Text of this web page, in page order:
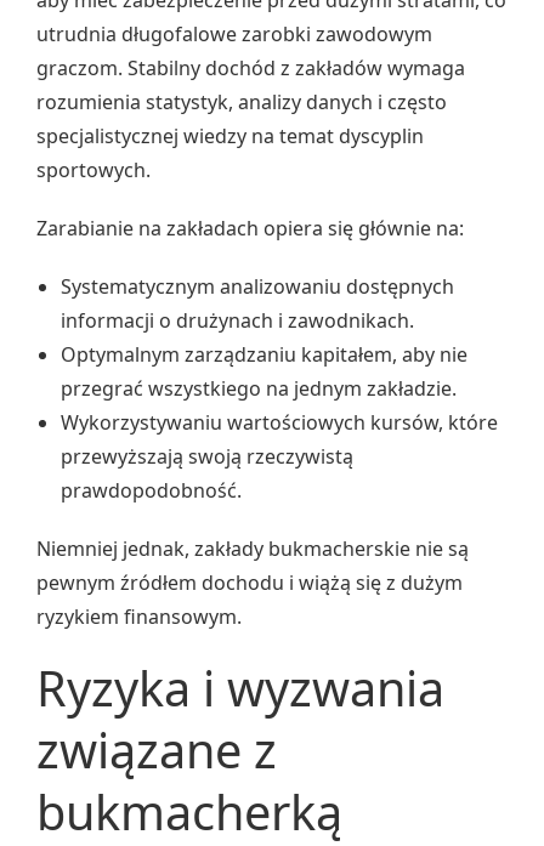
utrudnia długofalowe zarobki zawodowym
graczom. Stabilny dochód z zakładów wymaga
rozumienia statystyk, analizy danych i często
specjalistycznej wiedzy na temat dyscyplin
sportowych.
Zarabianie na zakładach opiera się głównie na:
Systematycznym analizowaniu dostępnych
informacji o drużynach i zawodnikach.
Optymalnym zarządzaniu kapitałem, aby nie
przegrać wszystkiego na jednym zakładzie.
Wykorzystywaniu wartościowych kursów, które
przewyższają swoją rzeczywistą
prawdopodobność.
Niemniej jednak, zakłady bukmacherskie nie są
pewnym źródłem dochodu i wiążą się z dużym
ryzykiem finansowym.
Ryzyka i wyzwania
związane z
bukmacherką